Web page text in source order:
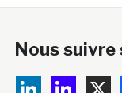
Nous